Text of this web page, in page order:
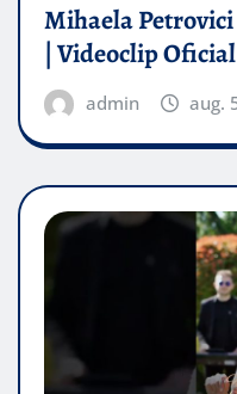
Mihaela
| Videoclip Oficial
admin aug.